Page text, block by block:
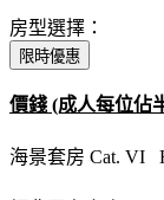
房型選擇：
限時優惠
價錢 (成人每位佔
海景套房 Cat. VI